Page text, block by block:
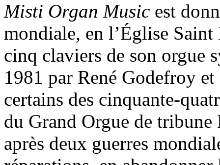
Misti Organ Music est
mondiale, en l’Église
cinq claviers de son orgue
1981 par René Godefroy
certains des cinquante-
du Grand Orgue de
après deux guerres